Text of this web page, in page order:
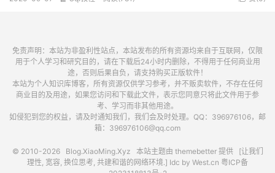
免责声明：本站为非盈利性站点，本站发布的所有资源均来自于互联网，仅限
用于个人学习和研究目的，请在下载后24小时内删除，不得用于任何商业用
途，否则后果自负，请支持购买正版软件！
本站为个人知识库博客，所有资源仅供学习参考，并不贩卖软件，不存在任何
商业目的及用途，如果您访问和下载此文件，表示您同意只将此文件用于参
考、学习而非其他用途。
如侵犯到您的权益，请及时通知我们，我们会及时处理。QQ：396976106，邮
箱：396976106@qq.com
© 2010-2026 Blog.XiaoMing.Xyz 本站主题由 themebetter提供 [让我们
理性, 宽容, 换位思考, 共建和谐的网络环境.] Idc by West.cn 粤ICP备